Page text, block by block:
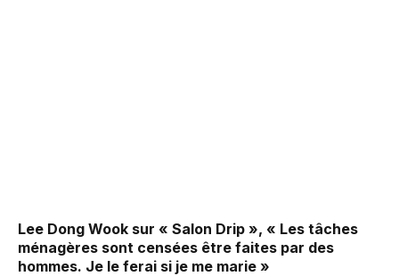
Lee Dong Wook sur « Salon Drip », « Les tâches
ménagères sont censées être faites par des
hommes. Je le ferai si je me marie »